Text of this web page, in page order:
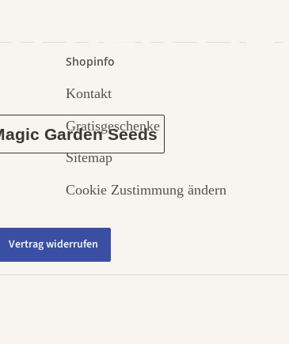
den
Garden Seeds
Shopinfo
Kontakt
Gratisgeschenke
Sitemap
Cookie Zustimmung ändern
Vertrag widerrufen